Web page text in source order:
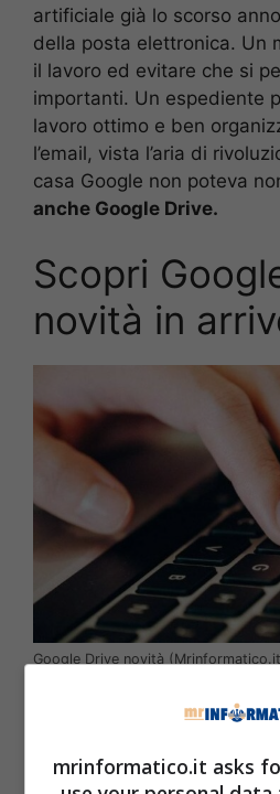
artificiale già lo scorso
della posta elettronica. Un
il lavoro ed evitare che si
importanti. Un espediente
lavoro ottimo e ben
l’email, vista l’aria di
casa Google non poteva
anche Google Drive.
Scopri
novità in
Google Drive novità
Google Drive è
poter condividere, il tutto
mrinformatico.it asks